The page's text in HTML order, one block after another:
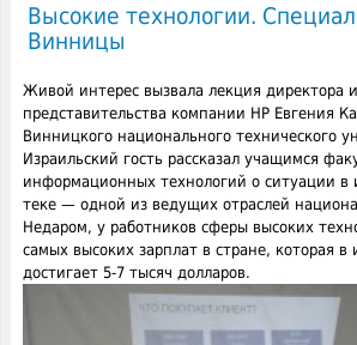
Высокие технологии.
Винницы
Живой интерес вызвала лекция директора
представительства компании HP Евгения
Винницкого национального технического
Израильский гость рассказал учащимся
информационных технологий о ситуации в
теке — одной из ведущих отраслей
Недаром, у работников сферы высоких
самых высоких зарплат в стране, которая в
достигает 5-7 тысяч долларов.